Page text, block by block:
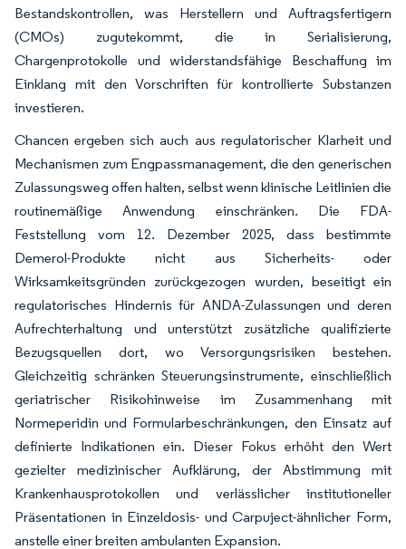
Bestandskontrollen, was Herstellern und Auftragsfertigern
(CMOs) zugutekommt, die in Serialisierung,
Chargenprotokolle und widerstandsfähige Beschaffung im
Einklang mit den Vorschriften für kontrollierte Substanzen
investieren.
Chancen ergeben sich auch aus regulatorischer Klarheit und
Mechanismen zum Engpassmanagement, die den generischen
Zulassungsweg offen halten, selbst wenn klinische Leitlinien die
routinemäßige Anwendung einschränken. Die FDA-
Feststellung vom 12. Dezember 2025, dass bestimmte
Demerol-Produkte nicht aus Sicherheits- oder
Wirksamkeitsgründen zurückgezogen wurden, beseitigt ein
regulatorisches Hindernis für ANDA-Zulassungen und deren
Aufrechterhaltung und unterstützt zusätzliche qualifizierte
Bezugsquellen dort, wo Versorgungsrisiken bestehen.
Gleichzeitig schränken Steuerungsinstrumente, einschließlich
geriatrischer Risikohinweise im Zusammenhang mit
Normeperidin und Formularbeschränkungen, den Einsatz auf
definierte Indikationen ein. Dieser Fokus erhöht den Wert
gezielter medizinischer Aufklärung, der Abstimmung mit
Krankenhausprotokollen und verlässlicher institutioneller
Präsentationen in Einzeldosis- und Carpuject-ähnlicher Form,
anstelle einer breiten ambulanten Expansion.